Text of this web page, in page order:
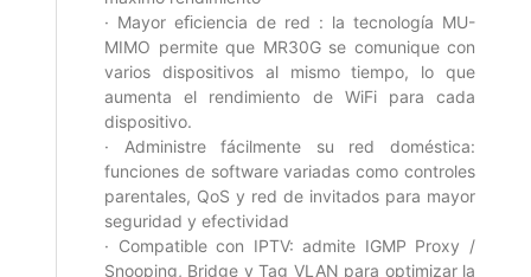
· Mayor eﬁciencia de red : la tecnología MU-
MIMO permite que MR30G se comunique con
varios dispositivos al mismo tiempo, lo que
aumenta el rendimiento de WiFi para cada
dispositivo.
· Administre fácilmente su red doméstica:
funciones de software variadas como controles
parentales, QoS y red de invitados para mayor
seguridad y efectividad
· Compatible con IPTV: admite IGMP Proxy /
Snooping, Bridge y Tag VLAN para optimizar la